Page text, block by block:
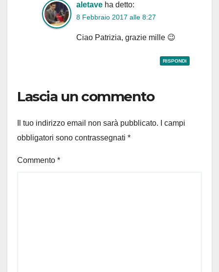
aletave ha detto:
8 Febbraio 2017 alle 8:27
Ciao Patrizia, grazie mille 😉
RISPONDI
Lascia un commento
Il tuo indirizzo email non sarà pubblicato.
I campi
obbligatori sono contrassegnati *
Commento *